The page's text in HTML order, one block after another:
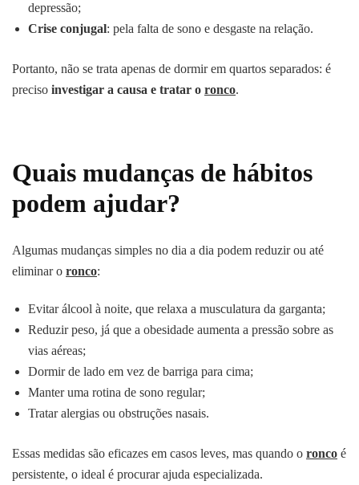
depressão;
Crise conjugal: pela falta de sono e desgaste na relação.
Portanto, não se trata apenas de dormir em quartos separados: é
preciso investigar a causa e tratar o ronco.
Quais mudanças de hábitos
podem ajudar?
Algumas mudanças simples no dia a dia podem reduzir ou até
eliminar o ronco:
Evitar álcool à noite, que relaxa a musculatura da garganta;
Reduzir peso, já que a obesidade aumenta a pressão sobre as
vias aéreas;
Dormir de lado em vez de barriga para cima;
Manter uma rotina de sono regular;
Tratar alergias ou obstruções nasais.
Essas medidas são eficazes em casos leves, mas quando o ronco é
persistente, o ideal é procurar ajuda especializada.